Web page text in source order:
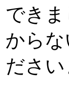
でき
から
ださい